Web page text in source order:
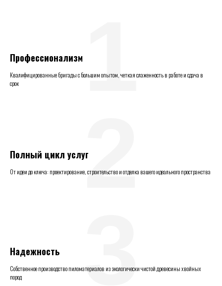
Профессионализм
Квалифицированные бригады с большим опытом, четкая слаженность в работе и сдача в
срок
1
Полный цикл услуг
От идеи до ключа: проектирование, строительство и отделка вашего идеального пространства
2
Надежность
Собственное производство пиломатериалов из экологически чистой древесины хвойных
пород
3